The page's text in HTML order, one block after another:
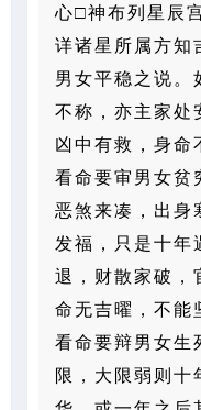
心□神布列星辰
详诸星所属方知
男女平稳之说。
不称，亦主家处
凶中有救，身命
看命要审男女贫
恶煞来凑，出身
发福，只是十年
退，财散家破，
命无吉曜，不能
看命要辩男女生
限，大限弱则十